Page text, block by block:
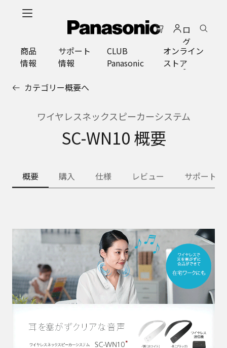
ロ
グ
イ
ン
商品
情報
サポート
情報
CLUB
Panasonic
オンライン
ストア
カテゴリー概要へ
ワイヤレスネックスピーカーシステム
SC-WN10 概要
概要 購入 仕様 レビュー サポート